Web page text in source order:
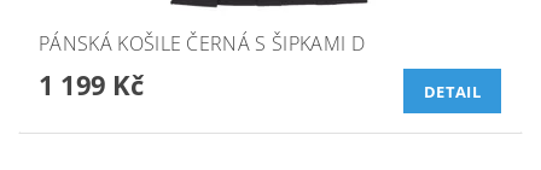
PÁNSKÁ KOŠILE ČERNÁ S ŠIPKAMI D
1 199 Kč DETAIL